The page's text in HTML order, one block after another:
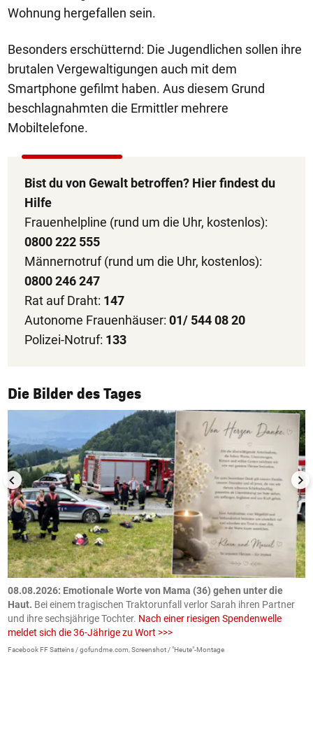
Wohnung hergefallen sein.
Besonders erschütternd: Die Jugendlichen sollen ihre
brutalen Vergewaltigungen auch mit dem
Smartphone gefilmt haben. Aus diesem Grund
beschlagnahmten die Ermittler mehrere
Mobiltelefone.
Bist du von Gewalt betroffen? Hier findest du
Hilfe
Frauenhelpline (rund um die Uhr, kostenlos):
0800 222 555
Männernotruf (rund um die Uhr, kostenlos):
0800 246 247
Rat auf Draht: 147
Autonome Frauenhäuser: 01/ 544 08 20
Polizei-Notruf: 133
Die Bilder des Tages
1/50
08.08.2026: Emotionale Worte von Mama (36) gehen unter die
Haut. Bei einem tragischen Traktorunfall verlor Sarah ihren Partner
und ihre sechsjährige Tochter. Nach einer riesigen Spendenwelle
meldet sich die 36-Jährige zu Wort >>>
Facebook FF Satteins / gofundme.com, Screenshot / "Heute"-Montage